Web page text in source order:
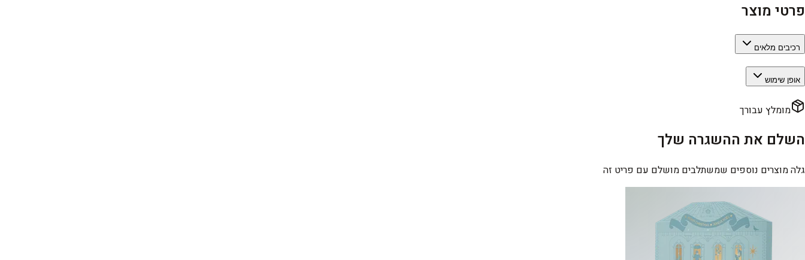
פרטי מוצר
רכיבים מלאים
אופן שימוש
מומלץ עבורך
השלם את ההשגרה שלך
גלה מוצרים נוספים שמשתלבים מושלם עם פריט זה